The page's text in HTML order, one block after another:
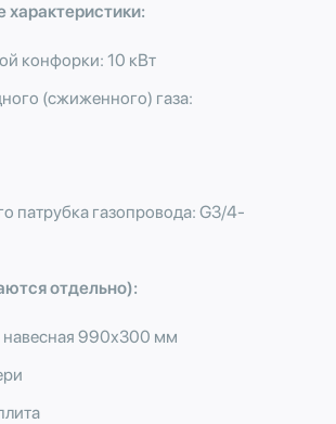
конфорки: 10 кВт
(сжиженного) газа:
патрубка газопровода: G3/4-
отдельно):
навесная 990х300 мм